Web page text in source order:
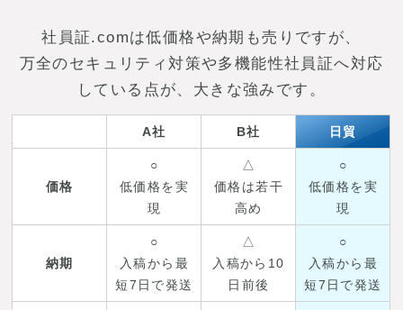
社員証.comは低価格や納期も売りですが、
万全のセキュリティ対策や多機能性社員証へ対応
している点が、大きな強みです。
A社 B社 日貿
価格
○
低価格を実
現
△
価格は若干
高め
○
低価格を実
現
納期
○
入稿から最
短7日で発送
△
入稿から10
日前後
○
入稿から最
短7日で発送